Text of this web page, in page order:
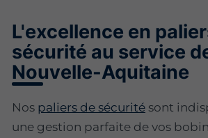
L'excellence en
sécurité au service
Nouvelle-Aquitaine
Nos paliers de sécurité sont
une gestion parfaite de vos